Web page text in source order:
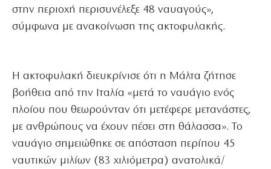
στην περιοχή περισυνέλεξε 48 ναυαγούς»,
σύμφωνα με ανακοίνωση της ακτοφυλακής.
Η ακτοφυλακή διευκρίνισε ότι η Μάλτα ζήτησε
βοήθεια από την Ιταλία «μετά το ναυάγιο ενός
πλοίου που θεωρούνταν ότι μετέφερε μετανάστες,
με ανθρώπους να έχουν πέσει στη θάλασσα». Το
ναυάγιο σημειώθηκε σε απόσταση περίπου 45
ναυτικών μιλίων (83 χιλιόμετρα) ανατολικά/